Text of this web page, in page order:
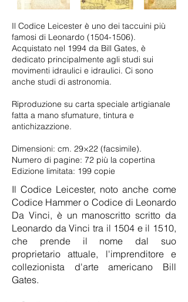
Il Codice Leicester è uno dei taccuini più
famosi di Leonardo (1504-1506).
Acquistato nel 1994 da Bill Gates, è
dedicato principalmente agli studi sui
movimenti idraulici e idraulici. Ci sono
anche studi di astronomia.
Riproduzione su carta speciale artigianale
fatta a mano sfumature, tintura e
antichizazzione.
Dimensioni: cm. 29×22 (facsimile).
Numero di pagine: 72 più la copertina
Edizione limitata: 199 copie
Il Codice Leicester, noto anche come
Codice Hammer o Codice di Leonardo
Da Vinci, è un manoscritto scritto da
Leonardo da Vinci tra il 1504 e il 1510,
che prende il nome dal suo
proprietario attuale, l'imprenditore e
collezionista d'arte americano Bill
Gates.